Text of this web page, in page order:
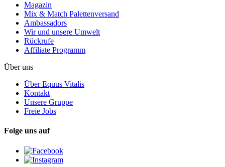
Magazin
Mix & Match Palettenversand
Ambassadors
Wir und unsere Umwelt
Rückrufe
Affiliate Programm
Über uns
Über Equus Vitalis
Kontakt
Unsere Gruppe
Freie Jobs
Folge uns auf